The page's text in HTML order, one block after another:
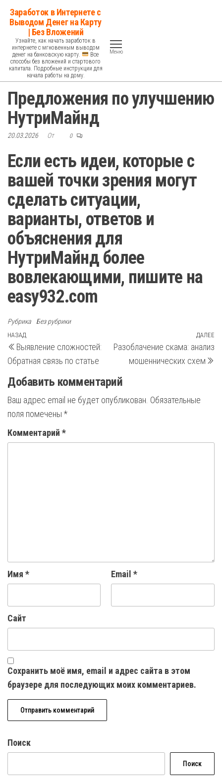
Перейти
содержимому
Заработок в Интернете с
Выводом Денег на Карту
| Без Вложений
Узнайте, как начать заработок в
интернете с мгновенным выводом
денег на банковскую карту.
Все
способы без вложений и стартового
капитала. Подробные инструкции для
начала работы на дому.
Меню
Предложения по улучшению
НутриМайнд
20.03.2026 От 0
Если есть идеи, которые с
вашей точки зрения могут
сделать ситуации,
варианты, ответов и
объяснения для
НутриМайнд более
вовлекающими, пишите на
easy932.com
Рубрика Без рубрики
Навигация
по
записям
Предыдущая
запись
НАЗАД
Выявление сложностей:
Обратная связь по статье
ДАЛЕЕ
Разоблачение скама: анализ
мошеннических схем
Добавить комментарий
Ваш адрес email не будет опубликован. Обязательные
поля помечены *
Комментарий *
Имя * Email *
Сайт
Сохранить моё имя, email и адрес сайта в этом
браузере для последующих моих комментариев.
Поиск
Поиск